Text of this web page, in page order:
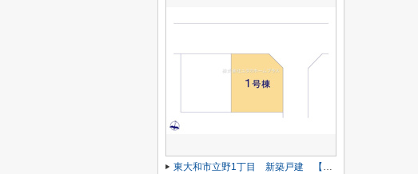
東大和市立野1丁目 新築戸建 【全2棟】